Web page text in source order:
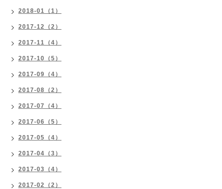
2018-01（1）
2017-12（2）
2017-11（4）
2017-10（5）
2017-09（4）
2017-08（2）
2017-07（4）
2017-06（5）
2017-05（4）
2017-04（3）
2017-03（4）
2017-02（2）